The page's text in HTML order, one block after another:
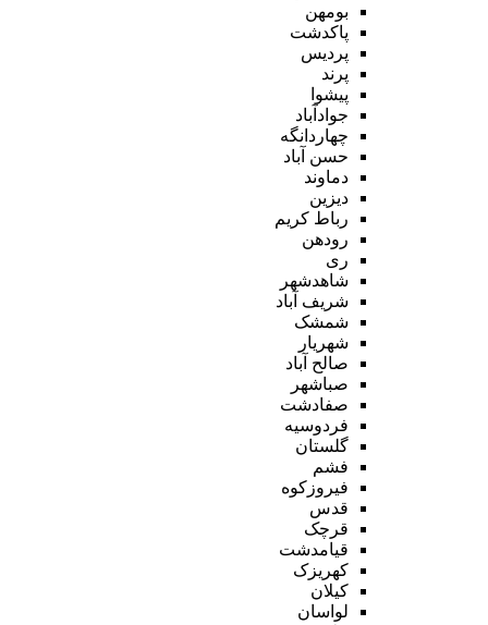
بومهن
پاکدشت
پردیس
پرند
پیشوا
جوادآباد
چهاردانگه
حسن آباد
دماوند
دیزین
رباط کریم
رودهن
ری
شاهدشهر
شریف آباد
شمشک
شهریار
صالح آباد
صباشهر
صفادشت
فردوسیه
گلستان
فشم
فیروزکوه
قدس
قرچک
قیامدشت
کهریزک
کیلان
لواسان